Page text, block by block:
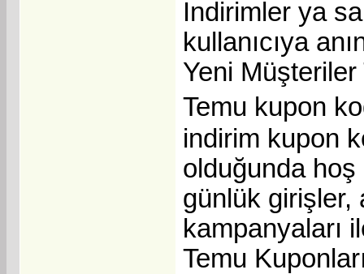
İndirimler ya
kullanıcıya
Yeni Müşteriler
Temu kupon
indirim kupon
olduğunda hoş
günlük girişler,
kampanyaları
Temu